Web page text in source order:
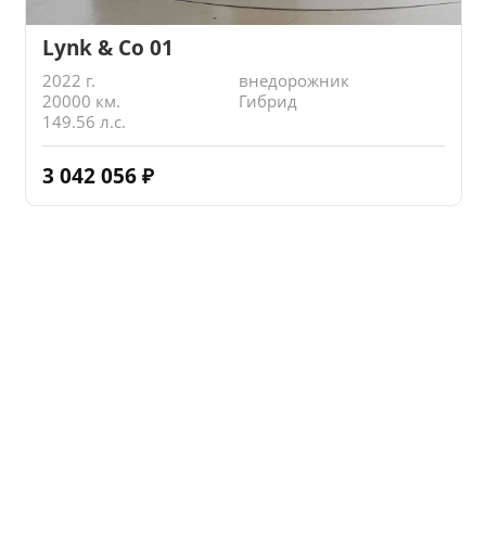
Lynk & Co 01
2022 г.
внедорожник
20000 км.
Гибрид
149.56 л.с.
3 042 056 ₽